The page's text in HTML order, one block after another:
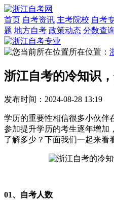
首页 自考资讯 主考院校 自考
题 地方自考 政策动态 分数查
所在位置：
浙江自考的冷知识
发布时间：2024-08-28 13:19
学历的重要性相信很多小伙伴
参加提升学历的考生逐年增加
了解多少？下面我们一起来看
01、自考人数